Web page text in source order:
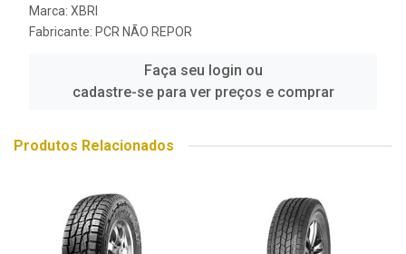
Marca: XBRI
Fabricante: PCR NÃO REPOR
Faça seu login ou
cadastre-se para ver preços e comprar
Produtos Relacionados